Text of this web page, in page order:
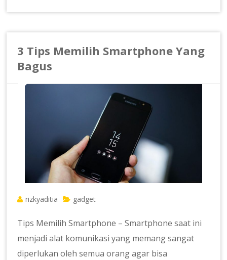
3 Tips Memilih Smartphone Yang
Bagus
rizkyaditia gadget
Tips Memilih Smartphone – Smartphone saat ini
menjadi alat komunikasi yang memang sangat
diperlukan oleh semua orang agar bisa